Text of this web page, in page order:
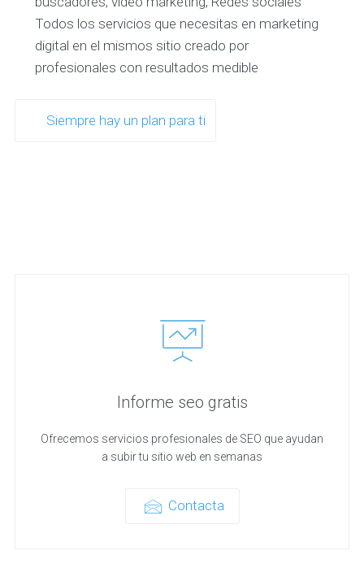
Todos los servicios que necesitas en marketing
digital en el mismos sitio creado por
profesionales con resultados medible
Siempre hay un plan para ti
Informe seo gratis
Ofrecemos servicios profesionales de SEO que ayudan
a subir tu sitio web en semanas
Contacta